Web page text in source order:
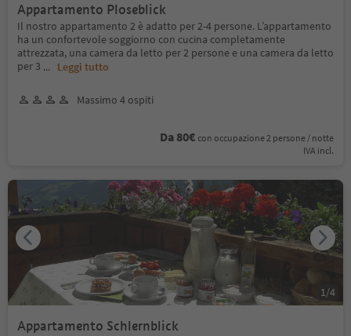
Appartamento Ploseblick
Il nostro appartamento 2 è adatto per 2-4 persone. L’appartamento
ha un confortevole soggiorno con cucina completamente
attrezzata, una camera da letto per 2 persone e una camera da letto
per 3 ... Leggi tutto
Massimo 4 ospiti
Da 80€ con occupazione 2 persone / notte
IVA incl.
Appartamento Schlernblick
1 /4